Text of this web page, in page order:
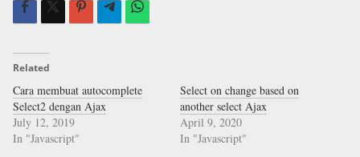
Related
Cara membuat autocomplete
Select2 dengan Ajax
July 12, 2019
In "Javascript"
Select on change based on
another select Ajax
April 9, 2020
In "Javascript"